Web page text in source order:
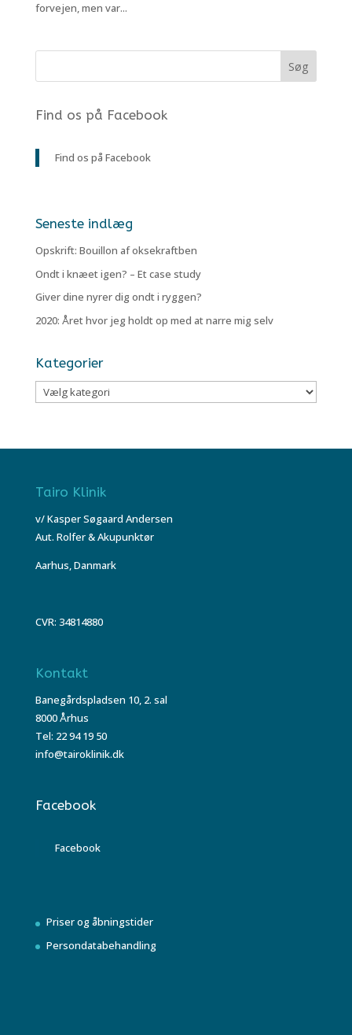
forvejen, men var...
Find os på Facebook
Find os på Facebook
Seneste indlæg
Opskrift: Bouillon af oksekraftben
Ondt i knæet igen? – Et case study
Giver dine nyrer dig ondt i ryggen?
2020: Året hvor jeg holdt op med at narre mig selv
Kategorier
Kategorier
Tairo Klinik
v/ Kasper Søgaard Andersen
Aut. Rolfer & Akupunktør
Aarhus, Danmark
CVR: 34814880
Kontakt
Banegårdspladsen 10, 2. sal
8000 Århus
Tel: 22 94 19 50
info@tairoklinik.dk
Facebook
Facebook
Priser og åbningstider
Persondatabehandling